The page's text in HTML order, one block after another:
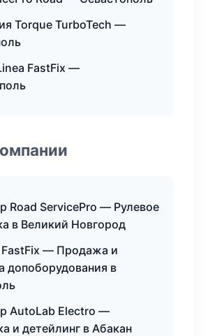
Torque TurboTech —
FastFix —
Road ServicePro — Рулевое
в Великий Новгород
— Продажа и
допоборудования в
AutoLab Electro —
и детейлинг в Абакан